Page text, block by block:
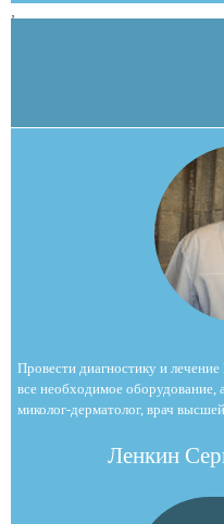
Провести диагностику и
все необходимое оборудование,
миколог-дерматолог, врач
Ленкин